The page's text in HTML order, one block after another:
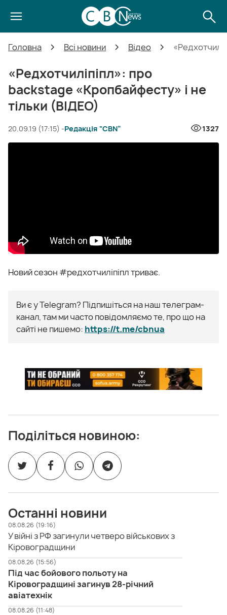
Головна Всі новини Відео
«Редхотчиліпіпл»: про
backstage «Кропбайфесту» і не
тільки (ВІДЕО)
20.09.19 (17:15) -Редакція “CBN” 1327
Новий сезон #редхотчиліпіпл триває.
Ви є у Telegram? Підпишіться на наш телеграм-
канал, там ми часто повідомляємо те, про що на
сайті не пишемо: https://t.me/cbnua
Поділіться новиною:
Останні новини
08.08.26 (19:16)
У війні з РФ загинули четверо військових з
Кіровоградщини
08.08.26 (15:56)
Під час бойового польоту на
Кіровоградщині загинув 28-річний
авіатехнік
08.08.26 (11:48)